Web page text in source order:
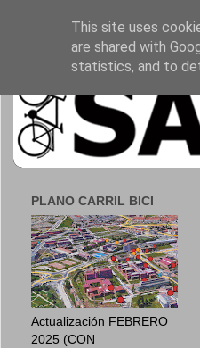
PLANO CARRIL BICI
Actualización FEBRERO
2025 (CON
This site uses
are shared with
statistics, and to